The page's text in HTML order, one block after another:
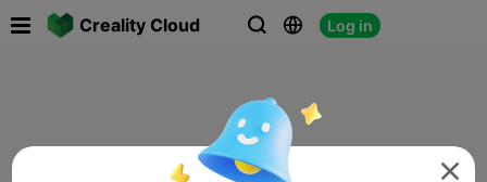
Creality Cloud   Log in
